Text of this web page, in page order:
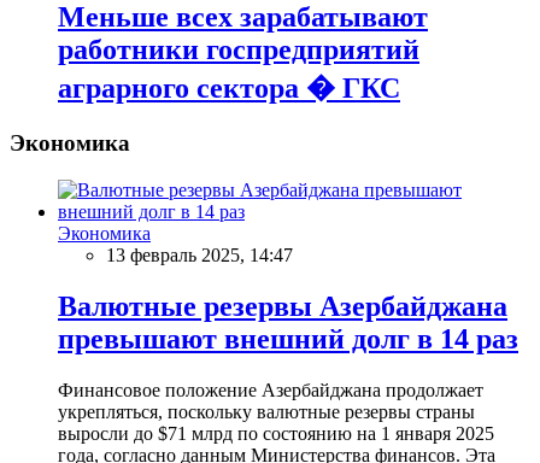
Меньше всех зарабатывают
работники госпредприятий
аграрного сектора � ГКС
Экономика
Экономика
13 февраль 2025, 14:47
Валютные резервы Азербайджана
превышают внешний долг в 14 раз
Финансовое положение Азербайджана продолжает
укрепляться, поскольку валютные резервы страны
выросли до $71 млрд по состоянию на 1 января 2025
года, согласно данным Министерства финансов. Эта